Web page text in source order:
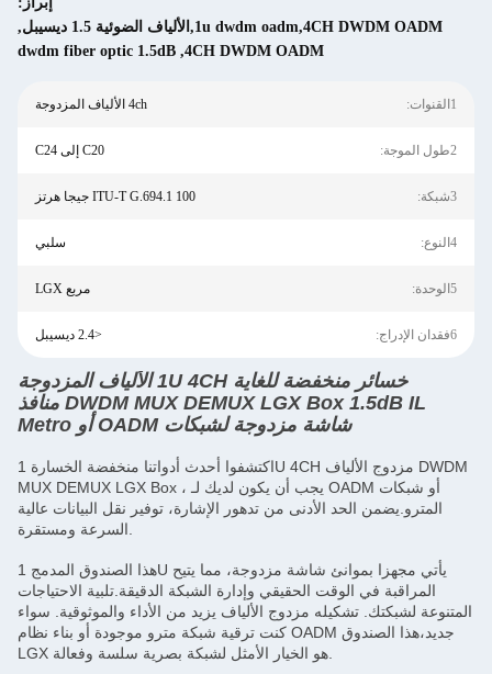
1u dwdm oadm,4CH DWDM OADM,الألياف الضوئية 1.5 ديسيبل
,
4CH DWDM OADM
,
dwdm fiber optic 1.5dB
1القنوات: 4ch الألياف المزدوجة
2طول الموجة: C20 إلى C24
3شبكة: ITU-T G.694.1 100 جيجا هرتز
4النوع: سلبي
5الوحدة: مربع LGX
6فقدان الإدراج: <2.4 ديسيبل
خسائر منخفضة للغاية 1U 4CH الألياف المزدوجة
DWDM MUX DEMUX LGX Box 1.5dB IL منافذ
شاشة مزدوجة لشبكات OADM أو Metro
اكتشفوا أحدث أدواتنا منخفضة الخسارة 1U 4CH مزدوج الألياف DWDM
MUX DEMUX LGX Box ، يجب أن يكون لديك لـ OADM أو شبكات
المترو.يضمن الحد الأدنى من تدهور الإشارة، توفير نقل البيانات عالية
هذا الصندوق المدمج 1U يأتي مجهزا بموانئ شاشة مزدوجة، مما يتيح
المراقبة في الوقت الحقيقي وإدارة الشبكة الدقيقة.تلبية الاحتياجات
المتنوعة لشبكتك. تشكيله مزدوج الألياف يزيد من الأداء والموثوقية. سواء
كنت ترقية شبكة مترو موجودة أو بناء نظام OADM جديد،هذا الصندوق